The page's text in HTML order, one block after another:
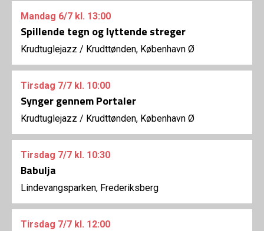
Mandag 6/7 kl. 13:00
Spillende tegn og lyttende streger
Krudtuglejazz / Krudttønden, København Ø
Tirsdag 7/7 kl. 10:00
Synger gennem Portaler
Krudtuglejazz / Krudttønden, København Ø
Tirsdag 7/7 kl. 10:30
Babulja
Lindevangsparken, Frederiksberg
Tirsdag 7/7 kl. 12:00